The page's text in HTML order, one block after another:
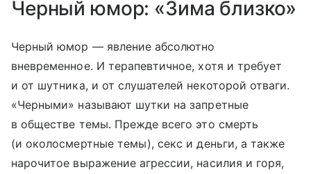
Черный юмор: «Зима близко»
Черный юмор — явление абсолютно
вневременное. И терапевтичное, хотя и требует
и от шутника, и от слушателей некоторой отваги.
«Черными» называют шутки на запретные
в обществе темы. Прежде всего это смерть
(и околосмертные темы), секс и деньги, а также
нарочитое выражение агрессии, насилия и горя,